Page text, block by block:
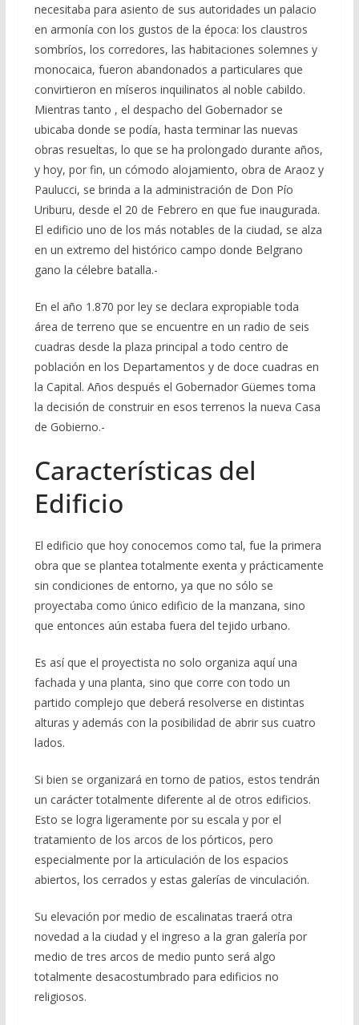
necesitaba para asiento de sus autoridades un palacio
en armonía con los gustos de la época: los claustros
sombríos, los corredores, las habitaciones solemnes y
monocaica, fueron abandonados a particulares que
convirtieron en míseros inquilinatos al noble cabildo.
Mientras tanto , el despacho del Gobernador se
ubicaba donde se podía, hasta terminar las nuevas
obras resueltas, lo que se ha prolongado durante años,
y hoy, por fin, un cómodo alojamiento, obra de Araoz y
Paulucci, se brinda a la administración de Don Pío
Uriburu, desde el 20 de Febrero en que fue inaugurada.
El edificio uno de los más notables de la ciudad, se alza
en un extremo del histórico campo donde Belgrano
gano la célebre batalla.-
En el año 1.870 por ley se declara expropiable toda
área de terreno que se encuentre en un radio de seis
cuadras desde la plaza principal a todo centro de
población en los Departamentos y de doce cuadras en
la Capital. Años después el Gobernador Güemes toma
la decisión de construir en esos terrenos la nueva Casa
de Gobierno.-
Características del
Edificio
El edificio que hoy conocemos como tal, fue la primera
obra que se plantea totalmente exenta y prácticamente
sin condiciones de entorno, ya que no sólo se
proyectaba como único edificio de la manzana, sino
que entonces aún estaba fuera del tejido urbano.
Es así que el proyectista no solo organiza aquí una
fachada y una planta, sino que corre con todo un
partido complejo que deberá resolverse en distintas
alturas y además con la posibilidad de abrir sus cuatro
lados.
Si bien se organizará en torno de patios, estos tendrán
un carácter totalmente diferente al de otros edificios.
Esto se logra ligeramente por su escala y por el
tratamiento de los arcos de los pórticos, pero
especialmente por la articulación de los espacios
abiertos, los cerrados y estas galerías de vinculación.
Su elevación por medio de escalinatas traerá otra
novedad a la ciudad y el ingreso a la gran galería por
medio de tres arcos de medio punto será algo
totalmente desacostumbrado para edificios no
religiosos.